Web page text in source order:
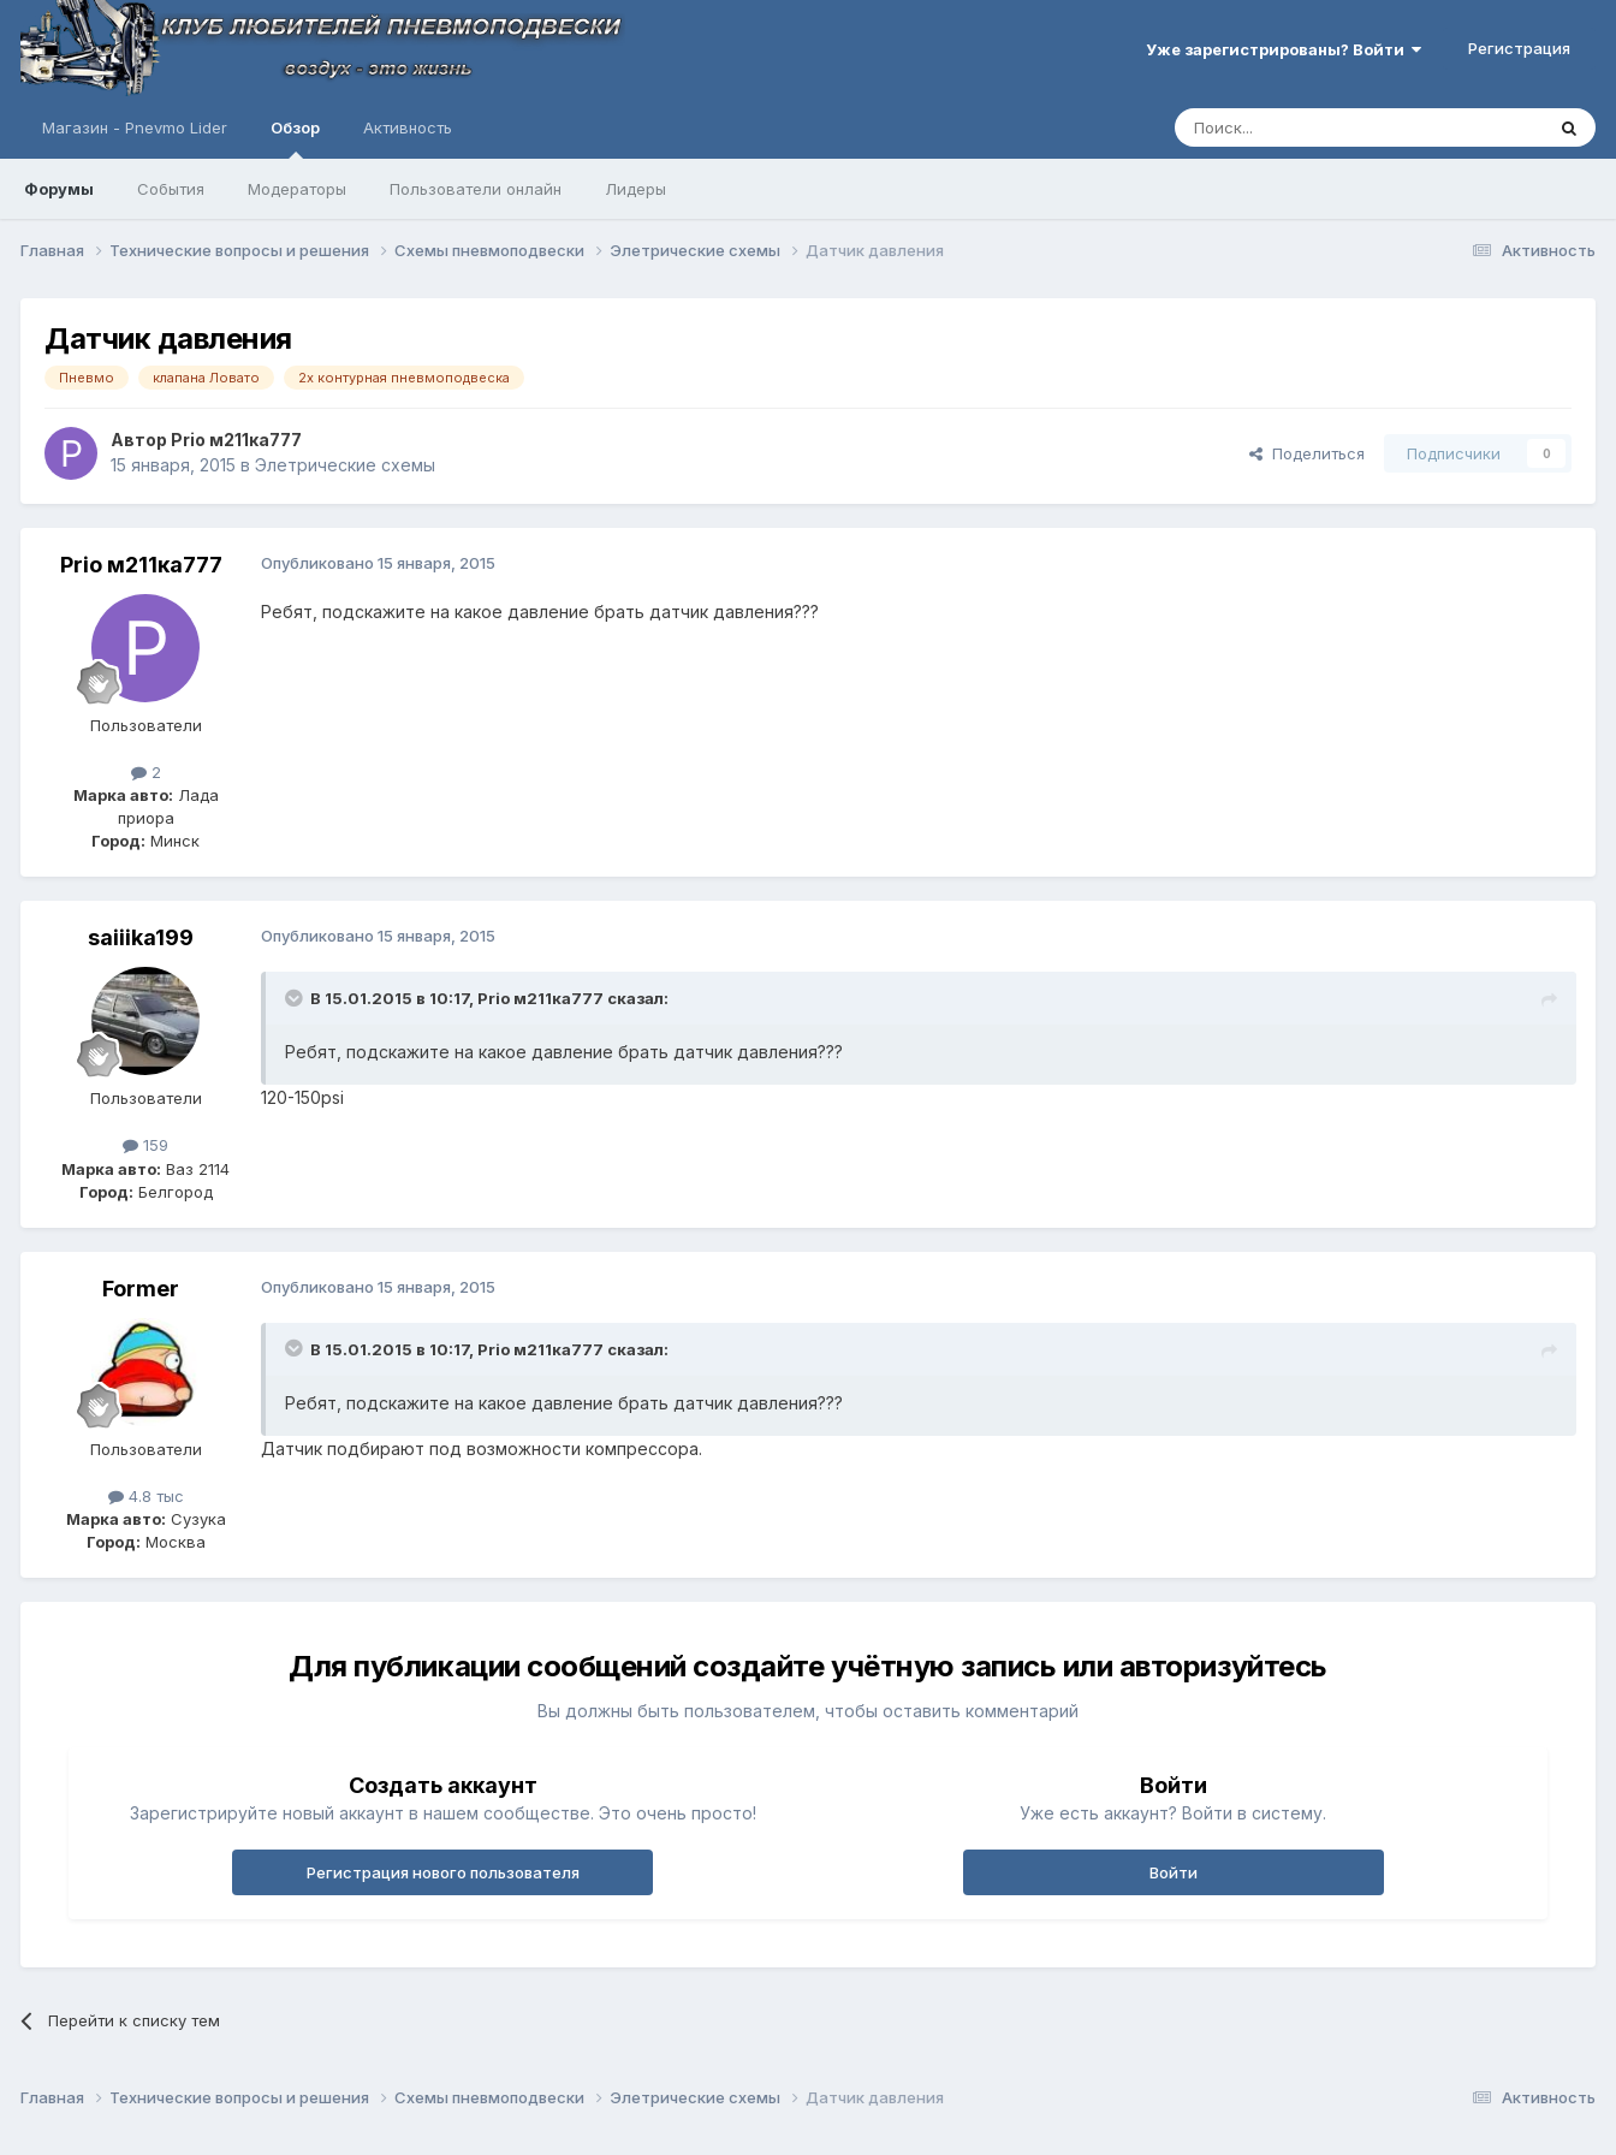
Уже зарегистрированы? Войти Регистрация
Магазин - Pnevmo Lider Обзор
Форумы События Модераторы Пользователи онлайн Лидеры
Активность
Активность
Главная Технические вопросы и решения Схемы пневмоподвески Элетрические схемы Датчик давления
Датчик давления
Пневмо клапана Ловато 2х контурная пневмоподвеска
Автор Prio м211ка777
15 января, 2015 в Элетрические схемы
Поделиться Подписчики 0
Prio м211ка777
Пользователи
2
Марка авто: Лада
приора
Город: Минск
Опубликовано 15 января, 2015
Ребят, подскажите на какое давление брать датчик давления???
saiiika199
Пользователи
159
Марка авто: Ваз 2114
Город: Белгород
Опубликовано 15 января, 2015
В 15.01.2015 в 10:17, Prio м211ка777 сказал:
Ребят, подскажите на какое давление брать датчик давления???
120-150psi
Former
Пользователи
4.8 тыс
Марка авто: Сузука
Город: Москва
Опубликовано 15 января, 2015
В 15.01.2015 в 10:17, Prio м211ка777 сказал:
Ребят, подскажите на какое давление брать датчик давления???
Датчик подбирают под возможности компрессора.
Для публикации сообщений создайте учётную запись или авторизуйтесь
Вы должны быть пользователем, чтобы оставить комментарий
Создать аккаунт
Зарегистрируйте новый аккаунт в нашем сообществе. Это очень просто!
Регистрация нового пользователя
Войти
Уже есть аккаунт? Войти в систему.
Войти
Перейти к списку тем
Активность
Главная Технические вопросы и решения Схемы пневмоподвески Элетрические схемы Датчик давления